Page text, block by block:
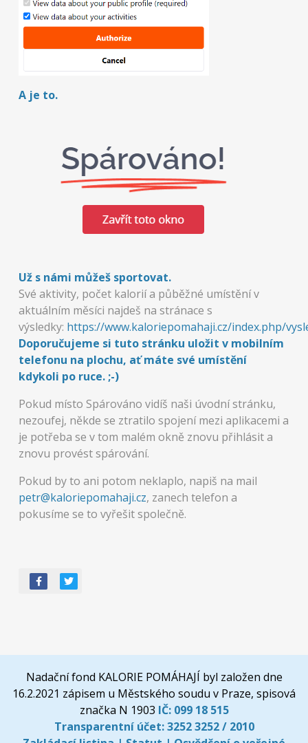
A je to.
Už s námi můžeš sportovat.
Své aktivity, počet kalorií a půběžné umístění v
aktuálním měsíci najdeš na stránace s
výsledky: https://www.kaloriepomahaji.cz/index.php/
Doporučujeme si tuto stránku uložit v mobilním
telefonu na plochu, ať máte své umístění
kdykoli po ruce. ;-)
Pokud místo Spárováno vidíš naši úvodní stránku,
nezoufej, někde se ztratilo spojení mezi aplikacemi a
je potřeba se v tom malém okně znovu přihlásit a
znovu provést spárování.
Pokud by to ani potom neklaplo, napiš na mail
petr@kaloriepomahaji.cz, zanech telefon a
pokusíme se to vyřešit společně.
Nadační fond KALORIE POMÁHAJÍ byl založen dne
16.2.2021 zápisem u Městského soudu v Praze, spisová
značka N 1903 IČ: 099 18 515
Transparentní účet:3252 3252 / 2010